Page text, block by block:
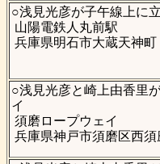
○浅見光彦が子午線上に
山陽電鉄人丸前駅
兵庫県明石市大蔵天神町
○浅見光彦と崎上由香里
イ
須磨ロープウェイ
兵庫県神戸市須磨区西須